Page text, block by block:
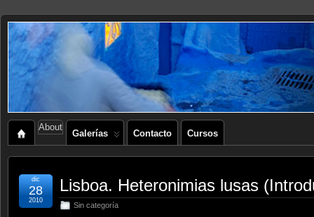
About
Galerías Contacto Cursos
Lisboa. Heteronimias lusas
Sin categoría
dic
28
2010